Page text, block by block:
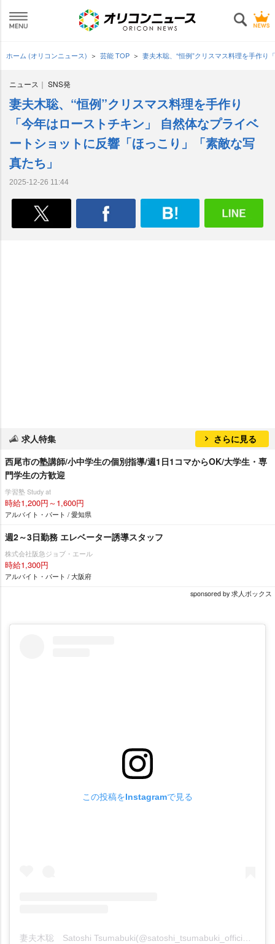
ホーム (オリコンニュース) 芸能 TOP 妻夫木聡、“恒例”クリスマス料理を手作
ニュース SNS発
妻夫木聡、“恒例”クリスマス料理を手作り
「今年はローストチキン」 自然体なプライベ
ートショットに反響「ほっこり」「素敵な写
真たち」
2025-12-26 11:44
求人特集
さらに見る
西尾市の塾講師/小中学生の個別指導/週1日1コマからOK/大学生・専
門学生の方歓迎
学習塾 Study at
時給1,200円～1,600円
アルバイト・パート / 愛知県
週2～3日勤務 エレベーター誘導スタッフ
株式会社阪急ジョブ・エール
時給1,300円
アルバイト・パート / 大阪府
sponsored by 求人ボックス
この投稿をInstagramで見る
妻夫木聡 Satoshi Tsumabuki(@satoshi_tsumabuki_official)がシェアした投稿